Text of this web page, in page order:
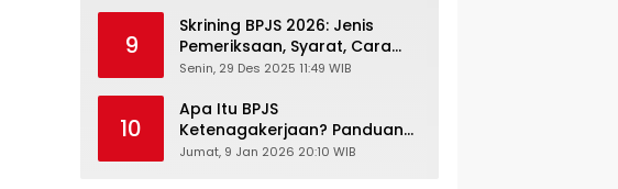
9
Skrining BPJS 2026: Jenis
Pemeriksaan, Syarat, Cara
Daftar & Cek Riwayat
Senin, 29 Des 2025 11:49 WIB
10
Apa Itu BPJS
Ketenagakerjaan? Panduan
Lengkap untuk Pekerja dan
Jumat, 9 Jan 2026 20:10 WIB